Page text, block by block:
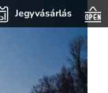
Jegyvásárlás